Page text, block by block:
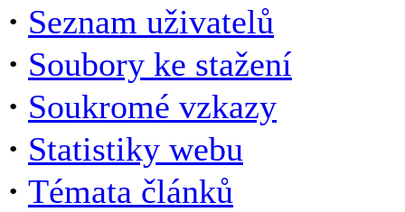
· Seznam uživatelů
· Soubory ke stažení
· Soukromé vzkazy
· Statistiky webu
· Témata článků